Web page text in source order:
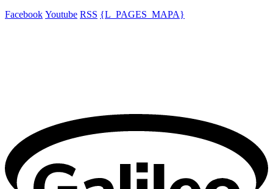
Facebook Youtube RSS {L_PAGES_MAPA}